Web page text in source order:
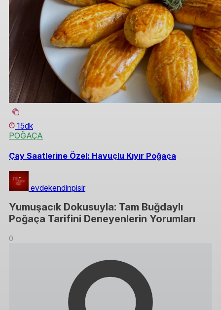
15dk
POĞAÇA
Çay Saatlerine Özel: Havuçlu Kıyır Poğaça
evdekendinpisir
Yumuşacık Dokusuyla: Tam Buğdaylı
Poğaça Tarifini Deneyenlerin Yorumları
0